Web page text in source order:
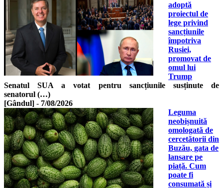
adoptă
proiectul de
lege privind
sancțiunile
împotriva
Rusiei,
promovat de
omul lui
Trump
Senatul SUA a votat pentru sancțiunile susținute de
senatorul (…)
[Gândul] - 7/08/2026
Leguma
neobișnuită
omologată de
cercetătorii din
Buzău, gata de
lansare pe
piață. Cum
poate fi
consumată și